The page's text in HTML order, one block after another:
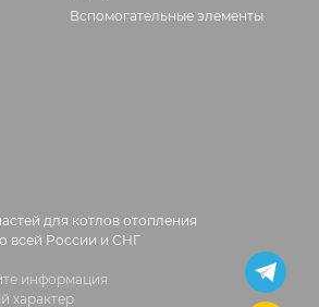
Вспомогательные элементы
для котлов отопления
всей России и СНГ
информация
характер